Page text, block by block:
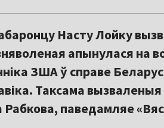
Насту Лойку
апынулася на
ЗША ў справе
Таксама
паведамляе